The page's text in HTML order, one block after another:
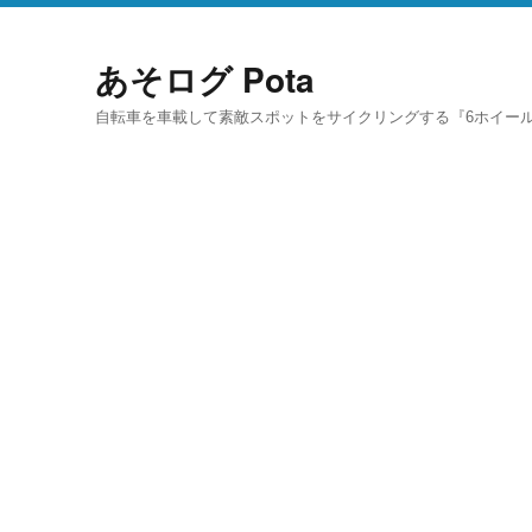
あそログ Pota
自転車を車載して素敵スポットをサイクリングする『6ホイー